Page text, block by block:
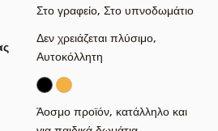
Στο γραφείο, Στο υπνοδωμάτιο
Δεν χρειάζεται πλύσιμο,
Αυτοκόλλητη
Άοσμο προϊόν, κατάλληλο και